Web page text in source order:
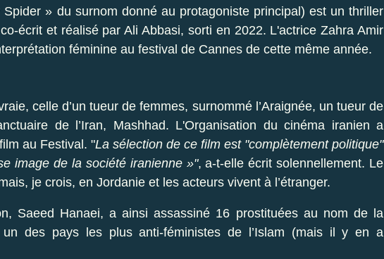
» du surnom donné au protagoniste principal) est un thriller
écrit et réalisé par Ali Abbasi, sorti en 2022. L'actrice Zahra Amir
féminine au festival de Cannes de cette même année.
celle d’un tueur de femmes, surnommé l’Araignée, un tueur de
de l’Iran, Mashhad. L'Organisation du cinéma iranien a
au Festival. "La sélection de ce film est "complètement politique"
image de la société iranienne »", a-t-elle écrit solennellement. Le
je crois, en Jordanie et les acteurs vivent à l’étranger.
Saeed Hanaei, a ainsi assassiné 16 prostituées au nom de la
des pays les plus anti-féministes de l’Islam (mais il y en a